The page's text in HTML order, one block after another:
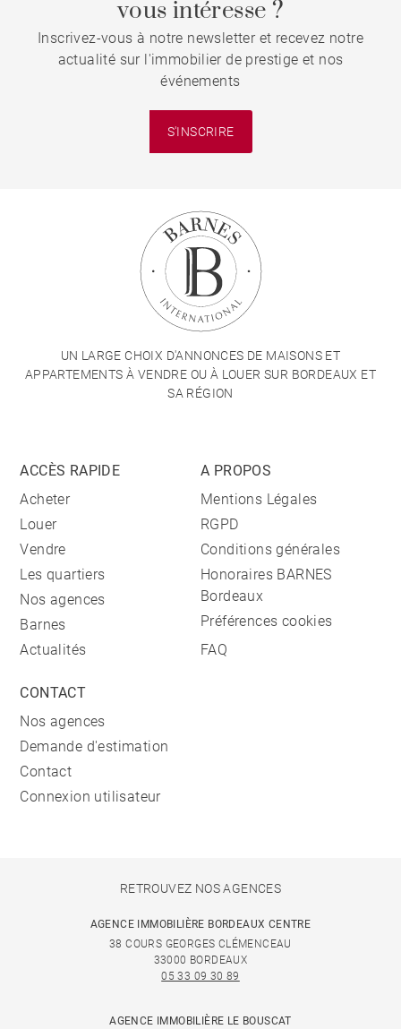
vous intéresse ?
Inscrivez-vous à notre newsletter et recevez notre
actualité sur l'immobilier de prestige et nos
événements
S'INSCRIRE
UN LARGE CHOIX D'ANNONCES DE MAISONS ET
APPARTEMENTS À VENDRE OU À LOUER SUR BORDEAUX ET
SA RÉGION
ACCÈS RAPIDE
Acheter
Louer
Vendre
Les quartiers
Nos agences
Barnes
Actualités
A PROPOS
Mentions Légales
RGPD
Conditions générales
Honoraires BARNES
Bordeaux
Préférences cookies
FAQ
CONTACT
Nos agences
Demande d'estimation
Contact
Connexion utilisateur
RETROUVEZ NOS AGENCES
AGENCE IMMOBILIÈRE BORDEAUX CENTRE
38 COURS GEORGES CLÉMENCEAU
33000 BORDEAUX
05 33 09 30 89
AGENCE IMMOBILIÈRE LE BOUSCAT